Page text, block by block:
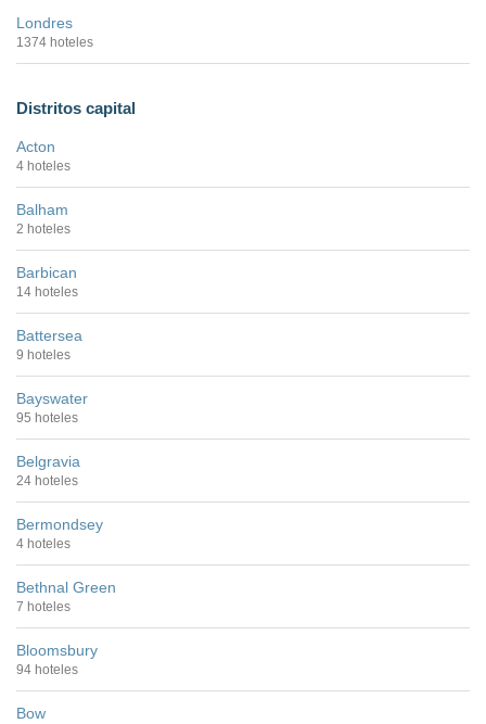
Londres
1374 hoteles
Distritos capital
Acton
4 hoteles
Balham
2 hoteles
Barbican
14 hoteles
Battersea
9 hoteles
Bayswater
95 hoteles
Belgravia
24 hoteles
Bermondsey
4 hoteles
Bethnal Green
7 hoteles
Bloomsbury
94 hoteles
Bow